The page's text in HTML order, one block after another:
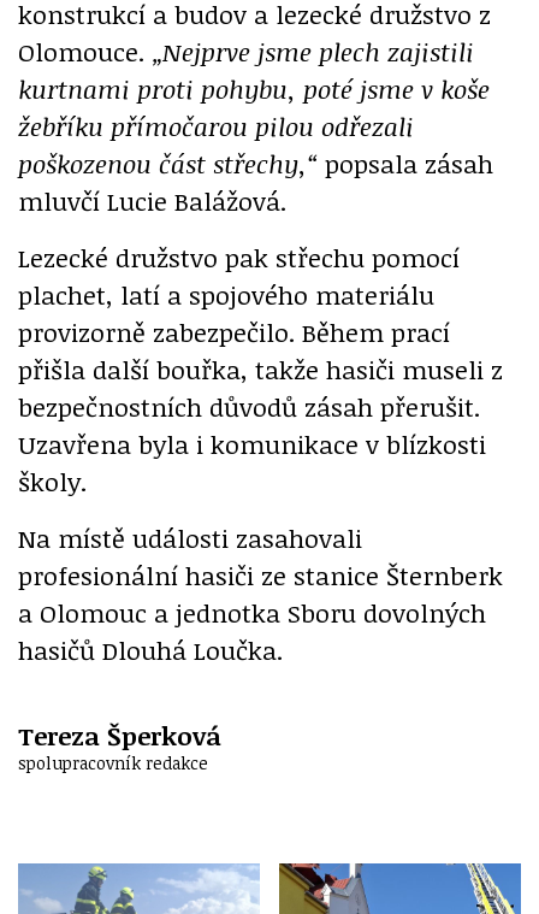
konstrukcí a budov a lezecké družstvo z
Olomouce. „Nejprve jsme plech zajistili
kurtnami proti pohybu, poté jsme v koše
žebříku přímočarou pilou odřezali
poškozenou část střechy,“ popsala zásah
mluvčí Lucie Balážová.
Lezecké družstvo pak střechu pomocí
plachet, latí a spojového materiálu
provizorně zabezpečilo. Během prací
přišla další bouřka, takže hasiči museli z
bezpečnostních důvodů zásah přerušit.
Uzavřena byla i komunikace v blízkosti
školy.
Na místě události zasahovali
profesionální hasiči ze stanice Šternberk
a Olomouc a jednotka Sboru dovolných
hasičů Dlouhá Loučka.
Tereza Šperková
spolupracovník redakce